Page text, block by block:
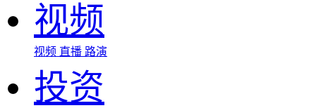
视频
视频 直播 路演
投资